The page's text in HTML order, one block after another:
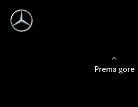
Prema gore